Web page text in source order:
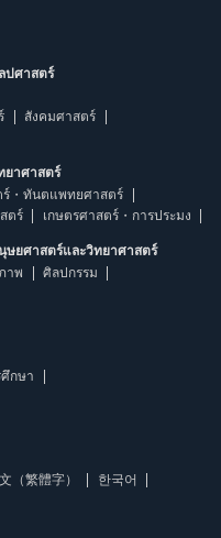
ปศาสตร์
สังคมศาสตร์
ยาศาสตร์
・ทันตแพทยศาสตร์
ตร์ เกษตรศาสตร์・การประมง
ยศาสตร์และวิทยาศาสตร์
าพ
ศิลปกรรม
กษา
（繁體字）
한국어